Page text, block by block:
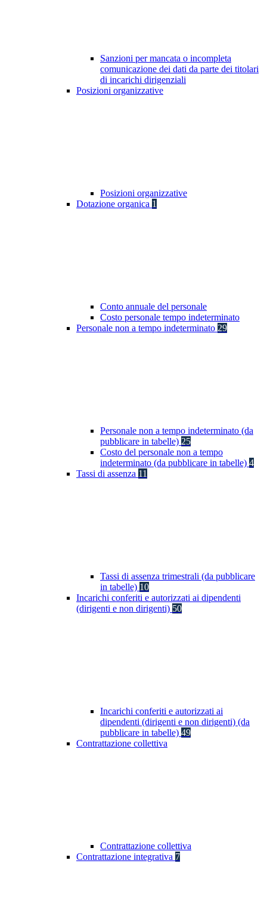
Sanzioni per mancata o incompleta
comunicazione dei dati da parte dei titolari
di incarichi dirigenziali
Posizioni organizzative
Posizioni organizzative
Dotazione organica 1
Conto annuale del personale
Costo personale tempo indeterminato
Personale non a tempo indeterminato 29
Personale non a tempo indeterminato (da
pubblicare in tabelle) 25
Costo del personale non a tempo
indeterminato (da pubblicare in tabelle) 4
Tassi di assenza 11
Tassi di assenza trimestrali (da pubblicare
in tabelle) 10
Incarichi conferiti e autorizzati ai dipendenti
(dirigenti e non dirigenti) 50
Incarichi conferiti e autorizzati ai
dipendenti (dirigenti e non dirigenti) (da
pubblicare in tabelle) 49
Contrattazione collettiva
Contrattazione collettiva
Contrattazione integrativa 7